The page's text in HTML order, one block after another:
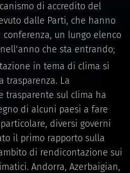
di accredito del
dalle Parti, che hanno
un lungo elenco
che sta entrando;
in tema di clima si
trasparenza. La
trasparente sul clima ha
di alcuni paesi a fare
diversi governi
il primo rapporto sulla
di rendicontazione sui
Andorra, Azerbaigian,